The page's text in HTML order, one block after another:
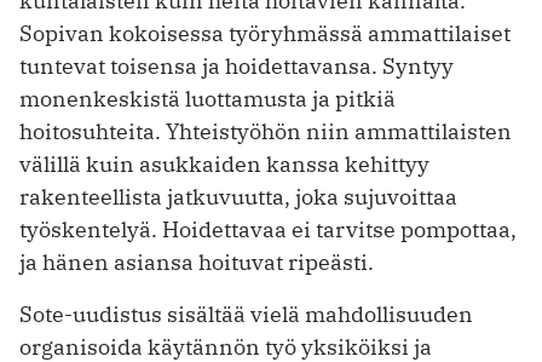
Sopivan kokoisessa työryhmässä ammattilaiset
tuntevat toisensa ja hoidettavansa. Syntyy
monenkeskistä luottamusta ja pitkiä
hoitosuhteita. Yhteistyöhön niin ammattilaisten
välillä kuin asukkaiden kanssa kehittyy
rakenteellista jatkuvuutta, joka sujuvoittaa
työskentelyä. Hoidettavaa ei tarvitse pompottaa,
ja hänen asiansa hoituvat ripeästi.
Sote-uudistus sisältää vielä mahdollisuuden
organisoida käytännön työ yksiköiksi ja